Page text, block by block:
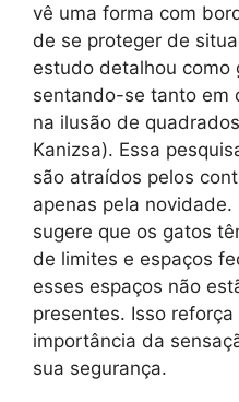
vê uma forma com
de se proteger de
estudo detalhou como
sentando-se tanto em
na ilusão de
Kanizsa). Essa
são atraídos pelos
apenas pela
sugere que os gatos
de limites e espaços
esses espaços não
presentes. Isso
importância da
sua segurança.